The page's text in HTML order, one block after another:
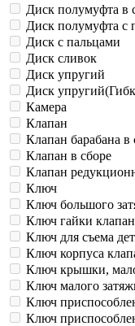
Диск полумуфта в
Диск полумуфта с
Диск с пальцами
Диск сливок
Диск упругий
Диск
Камера
Клапан
Клапан барабана в
Клапан в сборе
Клапан
Ключ
Ключ большого
Ключ гайки
Ключ для съема
Ключ корпуса
Ключ крышки,
Ключ малого
Ключ
Ключ